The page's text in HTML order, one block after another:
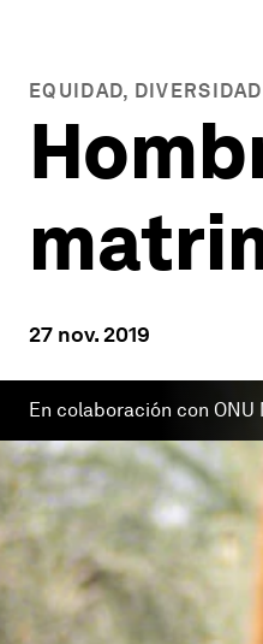
EQUIDAD,
27 nov. 2019
En colaboración con ONU